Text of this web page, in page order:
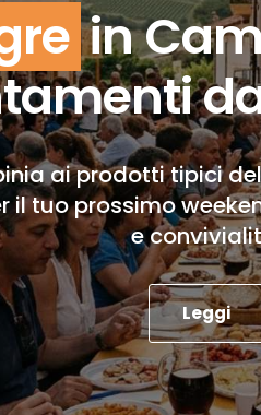
in
ai prodotti tipici
il tuo prossimo
e
Leggi